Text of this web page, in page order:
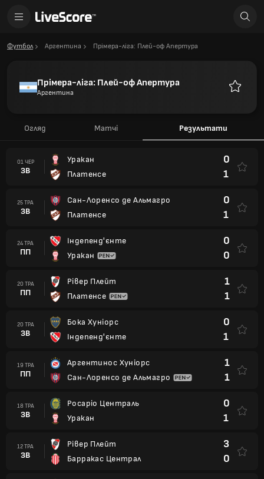
Футбол Аргентина Прімера-ліга: Плей-оф Апертура
Прімера-ліга: Плей-оф Апертура
Аргентина
Огляд Матчі Результати
01 ЧЕР
ЗВ
Уракан
Платенсе
0
1
25 ТРА
ЗВ
Сан-Лоренсо де Альмагро
Платенсе
0
1
24 ТРА
ПП
Індепенд'єнте
Уракан
0
0
20 ТРА
ПП
Рівер Плейт
Платенсе
1
1
20 ТРА
ЗВ
Бока Хуніорс
Індепенд'єнте
0
1
19 ТРА
ПП
Аргентинос Хуніорс
Сан-Лоренсо де Альмагро
1
1
18 ТРА
ЗВ
Росаріо Централь
Уракан
0
1
12 ТРА
ЗВ
Рівер Плейт
Барракас Централ
3
0